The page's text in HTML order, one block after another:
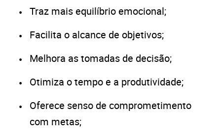
Traz mais equilíbrio emocional;
Facilita o alcance de objetivos;
Melhora as tomadas de decisão;
Otimiza o tempo e a produtividade;
Oferece senso de comprometimento
com metas;